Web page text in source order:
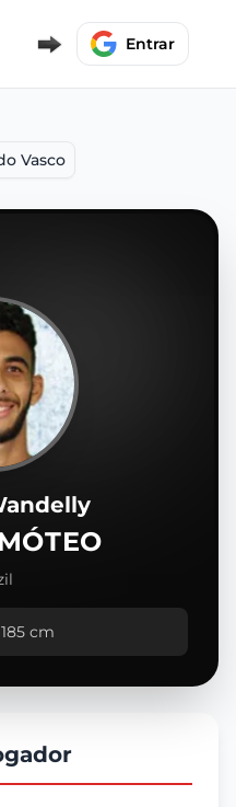
Entrar
Vasco
cm